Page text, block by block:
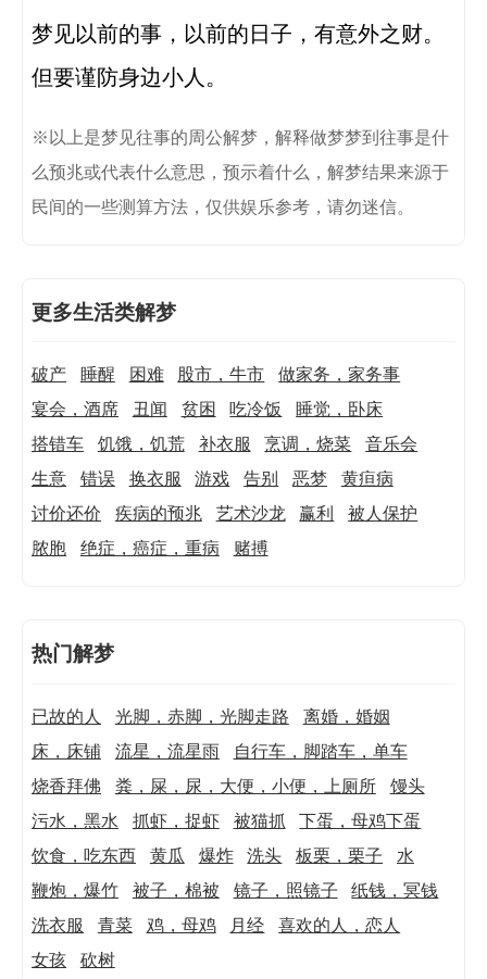
梦见以前的事，以前的日子，有意外之财。
但要谨防身边小人。
※以上是梦见往事的周公解梦，解释做梦梦到往事是什
么预兆或代表什么意思，预示着什么，解梦结果来源于
民间的一些测算方法，仅供娱乐参考，请勿迷信。
更多生活类解梦
破产 睡醒 困难 股市，牛市
做家务，家务事
宴会，酒席
丑闻 贫困 吃冷饭
睡觉，卧床
搭错车
饥饿，饥荒 补衣服 烹调，烧菜
音乐会
生意
错误 换衣服 游戏 告别 恶梦
黄疸病
讨价还价
疾病的预兆 艺术沙龙 赢利
被人保护
脓胞
绝症，癌症，重病 赌搏
热门解梦
已故的人 光脚，赤脚，光脚走路
离婚，婚姻
床，床铺
流星，流星雨
自行车，脚踏车，单车
烧香拜佛
粪，屎，尿，大便，小便，上厕所
馒头
污水，黑水
抓虾，捉虾 被猫抓
下蛋，母鸡下蛋
饮食，吃东西
黄瓜 爆炸 洗头 板栗，栗子
水
鞭炮，爆竹
被子，棉被 镜子，照镜子
纸钱，冥钱
洗衣服
青菜 鸡，母鸡 月经
喜欢的人，恋人
女孩
砍树